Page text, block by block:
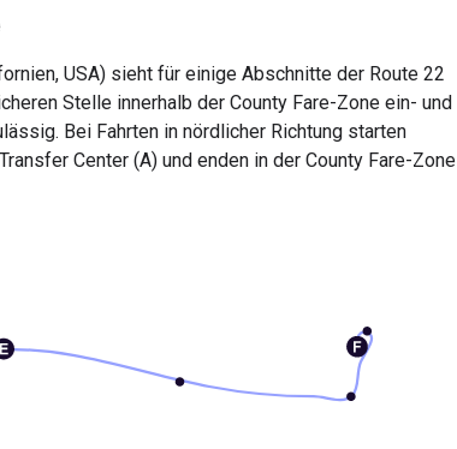
USA) sieht für einige Abschnitte der Route 22
Stelle innerhalb der County Fare-Zone ein- und
Bei Fahrten in nördlicher Richtung starten
Center (A) und enden in der County Fare-Zone